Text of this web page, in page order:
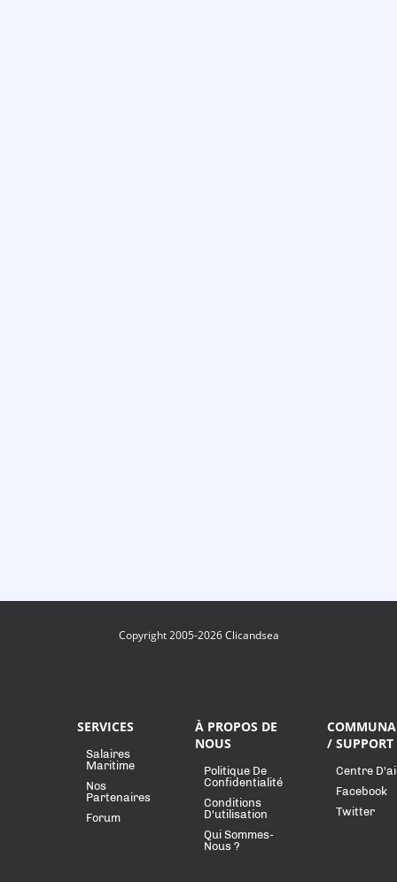
Copyright 2005-2026 Clicandsea
SERVICES
Salaires
Maritime
Nos
Partenaires
Forum
À PROPOS DE
NOUS
Politique De
Confidentialité
Conditions
D'utilisation
Qui Sommes-
Nous ?
/ SUPPORT
Centre
Facebook
Twitter